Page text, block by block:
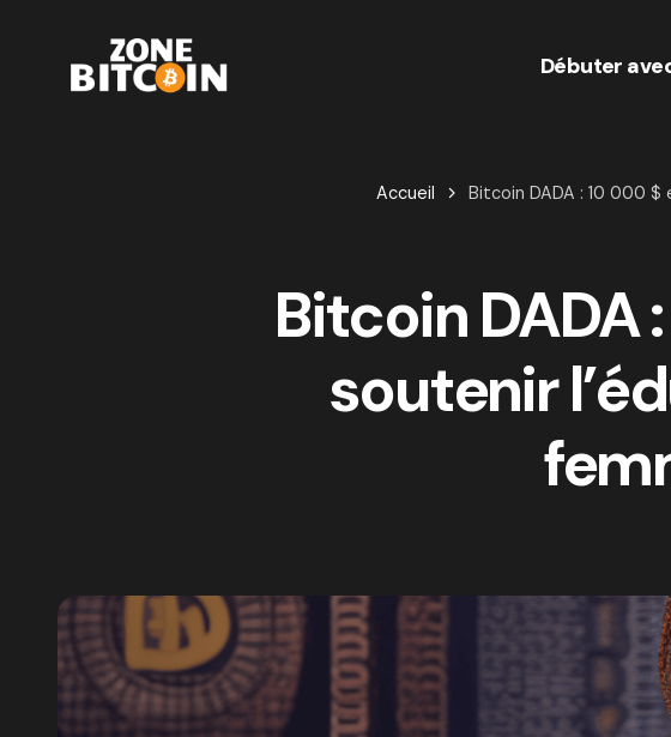
Débuter
Accueil Bitcoin DADA : 10 000
Bitcoin DADA
soutenir